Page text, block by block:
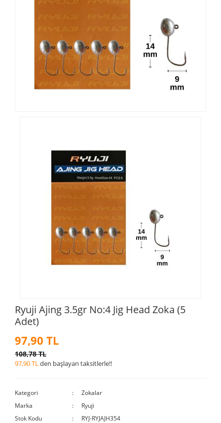
Ryuji Ajing 3.5gr No:4 Jig Head Zoka (5
Adet)
97,90 TL
108,78 TL
97,90 TLden başlayan taksitlerle!!
Kategori
Zokalar
Marka
Ryuji
Stok Kodu
RYJ-RYJAJH354